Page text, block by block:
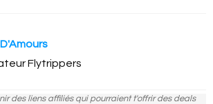
Flytrippers
des liens affiliés qui pourraient t'offrir des deals